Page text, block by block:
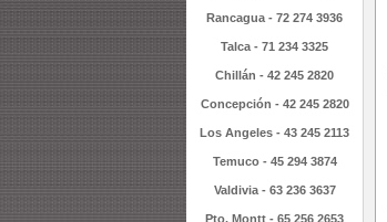
Rancagua - 72 274 3936
Talca - 71 234 3325
Chillán - 42 245 2820
Concepción - 42 245 2820
Los Angeles - 43 245 2113
Temuco - 45 294 3874
Valdivia - 63 236 3637
Pto. Montt - 65 256 2653